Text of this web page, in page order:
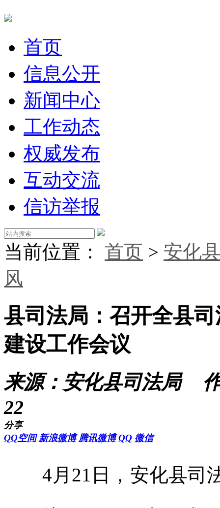
首页
信息公开
新闻中心
工作动态
权威发布
互动交流
信访举报
当前位置： 首页 > 安化
风
县司法局：召开全县
建设工作会议
来源：安化县司法局
22
分享
QQ空间 新浪微博 腾讯微博 QQ 微信
4月21日，安化县司法